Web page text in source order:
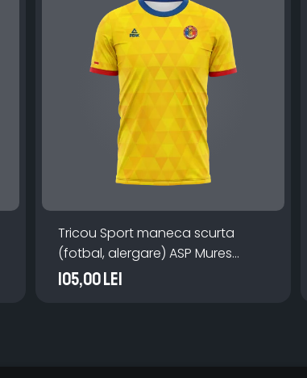
Tricou Sport maneca scurta
(fotbal, alergare) ASP Mures
galben
105,00 Lei